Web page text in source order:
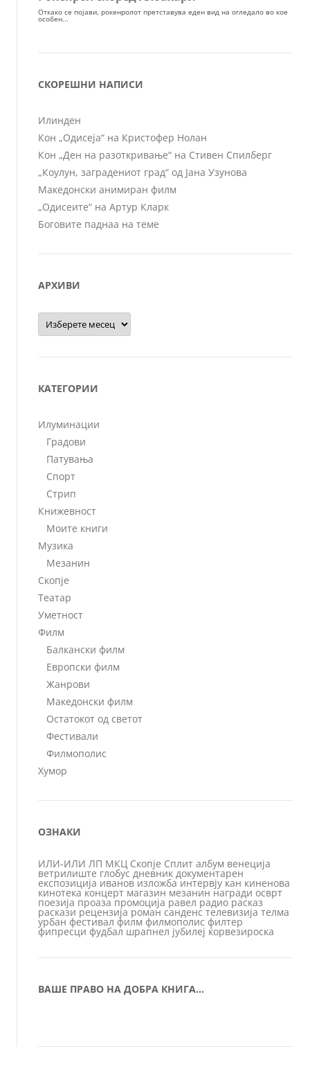
СКОРЕШНИ НАПИСИ
Илинден
Кон „Одисеја“ на Кристофер Нолан
Кон „Ден на разоткривање“ на Стивен Спилберг
„Коулун, заградениот град“ од Јана Узунова
Македонски анимиран филм
„Одисеите“ на Артур Кларк
Боговите паднаа на теме
АРХИВИ
Архиви
КАТЕГОРИИ
Илуминации
Градови
Патувања
Спорт
Стрип
Книжевност
Моите книги
Музика
Мезанин
Скопје
Театар
Уметност
Филм
Балкански филм
Европски филм
Жанрови
Македонски филм
Остатокот од светот
Фестивали
Филмополис
Хумор
ОЗНАКИ
ИЛИ-ИЛИ ЛП МКЦ Скопје Сплит албум венеција
ветрилиште глобус дневник документарен
експозиција иванов изложба интервју кан киненова
кинотека концерт магазин мезанин награди осврт
поезија проаза промоција равел радио расказ
раскази рецензија роман санденс телевизија телма
урбан фестивал филм филмополис филтер
фипресци фудбал шрапнел јубилеј ќорвезироска
ВАШЕ ПРАВО НА ДОБРА КНИГА…